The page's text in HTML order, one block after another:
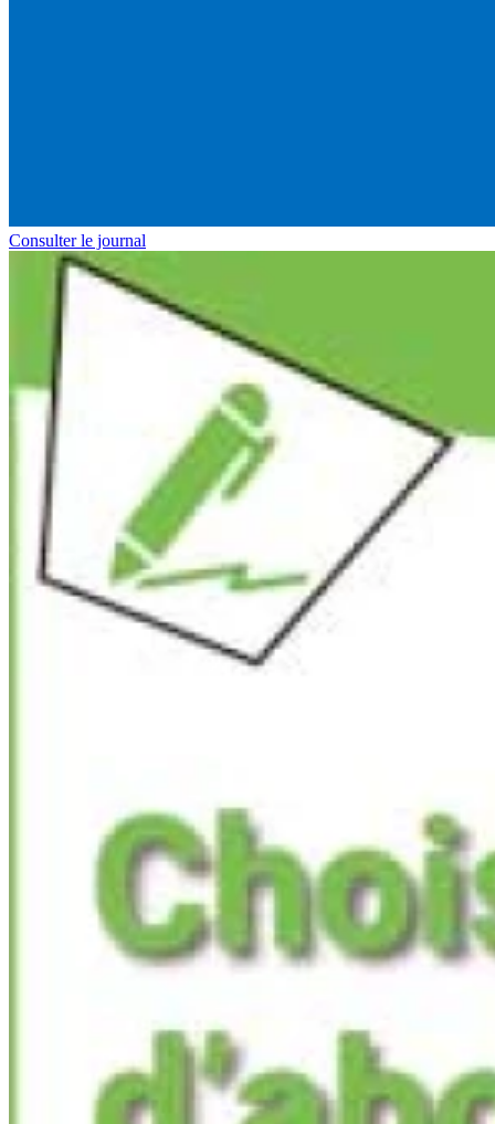
Consulter le journal